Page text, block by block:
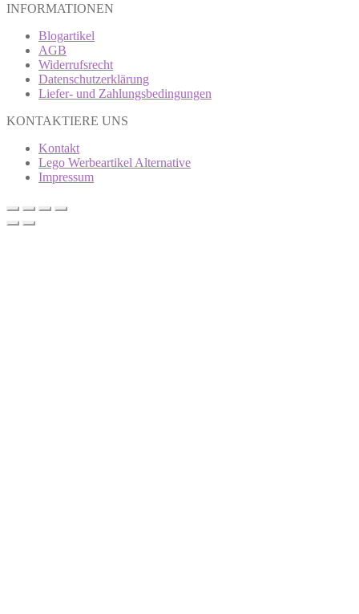
INFORMATIONEN
Blogartikel
AGB
Widerrufsrecht
Datenschutzerklärung
Liefer- und Zahlungsbedingungen
KONTAKTIERE UNS
Kontakt
Lego Werbeartikel Alternative
Impressum